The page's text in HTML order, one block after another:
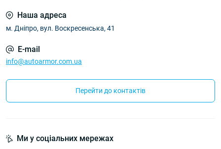
Наша адреса
м. Дніпро, вул. Воскресенська, 41
E-mail
info@autoarmor.com.ua
Перейти до контактів
Ми у соціальних мережах